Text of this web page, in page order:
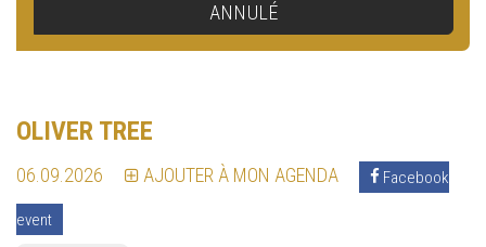
ANNULÉ
OLIVER TREE
06.09.2026 AJOUTER À MON AGENDA Facebook
event